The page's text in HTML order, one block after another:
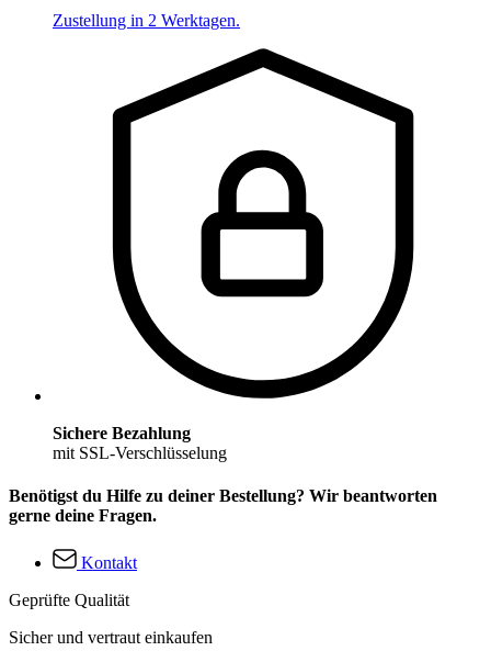
Zustellung in 2 Werktagen.
Sichere Bezahlung
mit SSL-Verschlüsselung
Benötigst du Hilfe zu deiner Bestellung? Wir beantworten
gerne deine Fragen.
Kontakt
Geprüfte Qualität
Sicher und vertraut einkaufen